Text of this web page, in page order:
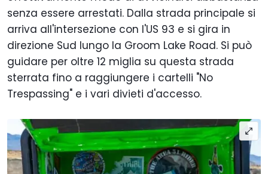
senza essere arrestati. Dalla strada principale si
arriva all'intersezione con l'US 93 e si gira in
direzione Sud lungo la Groom Lake Road. Si può
guidare per oltre 12 miglia su questa strada
sterrata fino a raggiungere i cartelli "No
Trespassing" e i vari divieti d'accesso.